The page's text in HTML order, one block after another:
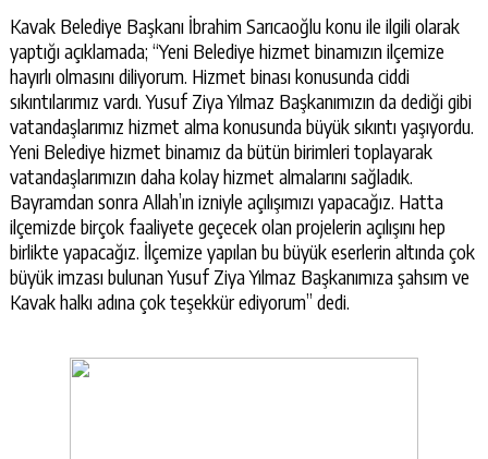
Kavak Belediye Başkanı İbrahim Sarıcaoğlu konu ile ilgili olarak
yaptığı açıklamada; “Yeni Belediye hizmet binamızın ilçemize
hayırlı olmasını diliyorum. Hizmet binası konusunda ciddi
sıkıntılarımız vardı. Yusuf Ziya Yılmaz Başkanımızın da dediği gibi
vatandaşlarımız hizmet alma konusunda büyük sıkıntı yaşıyordu.
Yeni Belediye hizmet binamız da bütün birimleri toplayarak
vatandaşlarımızın daha kolay hizmet almalarını sağladık.
Bayramdan sonra Allah’ın izniyle açılışımızı yapacağız. Hatta
ilçemizde birçok faaliyete geçecek olan projelerin açılışını hep
birlikte yapacağız. İlçemize yapılan bu büyük eserlerin altında çok
büyük imzası bulunan Yusuf Ziya Yılmaz Başkanımıza şahsım ve
Kavak halkı adına çok teşekkür ediyorum” dedi.